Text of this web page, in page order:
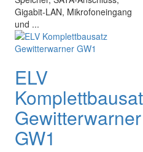
Gigabit-LAN, Mikrofoneingang
und ...
ELV
Gewitterwarner
GW1